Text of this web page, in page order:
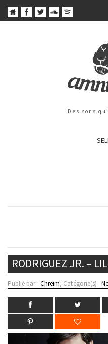
Des sons
RODRIGUEZ JR. –
Publié par : Chreim, Catégorie(s) :